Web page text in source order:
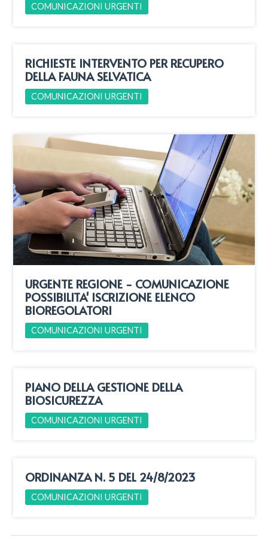
COMUNICAZIONI URGENTI
RICHIESTE INTERVENTO PER RECUPERO
DELLA FAUNA SELVATICA
COMUNICAZIONI URGENTI
URGENTE REGIONE - COMUNICAZIONE
POSSIBILITA' ISCRIZIONE ELENCO
BIOREGOLATORI
COMUNICAZIONI URGENTI
PIANO DELLA GESTIONE DELLA
BIOSICUREZZA
COMUNICAZIONI URGENTI
ORDINANZA N. 5 DEL 24/8/2023
COMUNICAZIONI URGENTI